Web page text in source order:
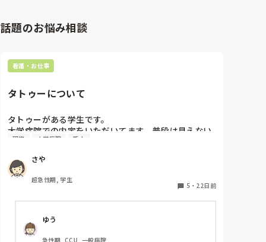
をした事がなく、やり方がわからない新人さんが、先
言われていて、そんな無茶な…と思いました。
新人さんが可愛そう、と感じることもある反面、ペア
びり記録していて、「(処置を)やったことあるの？無
けても、「記録終わってないんで」と。。。
早く色々覚えたい！という、意欲があまり感じられ
ず…これはPNS云々よりも、その新人の性格かな？と
た。。。時代柄でしょうか？？
私はどちらかといえば、PNSは好きじゃありません。
でもPNSでやれというからには、もっと業務量に見合
PNSもそうじゃないのも経験している方は、どちらの
タに出来るでしょうか⁉️物事の良し悪しの批判は簡単で
抱えるのは到底ムリですね🎵ならば皆で抱えましょうね
🎵僕の持論ですけど、頑張って👊😆🎵
話題のお悩み相談
看護・お仕事
タトゥーについて
タトゥーがある学生です。
大学病院での内定をいただいてます。普段は見えない
位置にあるのですが、新人研修で清拭をしあうなど、
で、研修でそこまでの基礎的な部分はやらないとは思
っています。また、それで解雇になる可能性はあるの
でしょうか？
研修 大学病院 新人
さや
超急性期, 学生
5 ・ 22日前
ゆう
急性期, CCU, 一般病院